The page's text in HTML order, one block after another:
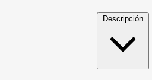
Descripción